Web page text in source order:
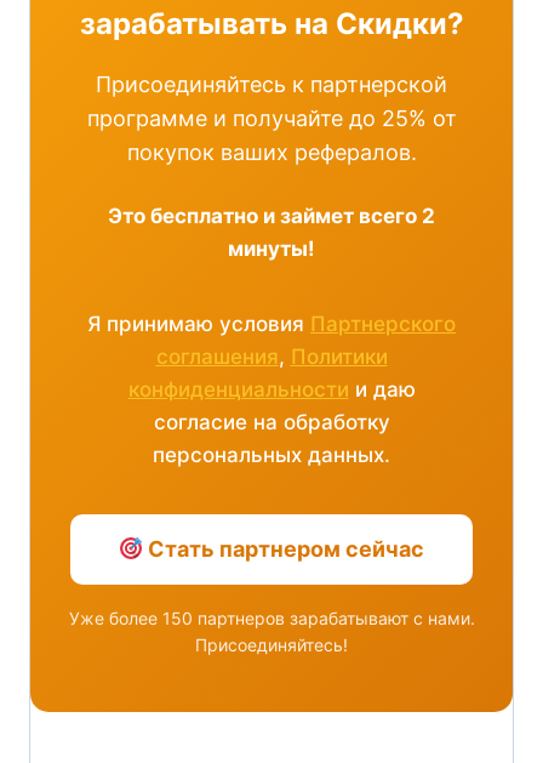
зарабатывать на Скидки?
Присоединяйтесь к партнерской
программе и получайте до 25% от
покупок ваших рефералов.
Это бесплатно и займет всего 2
минуты!
Я принимаю условия Партнерского
соглашения, Политики
конфиденциальности и даю
согласие на обработку
персональных данных.
Стать партнером сейчас
Уже более 150 партнеров зарабатывают с нами.
Присоединяйтесь!